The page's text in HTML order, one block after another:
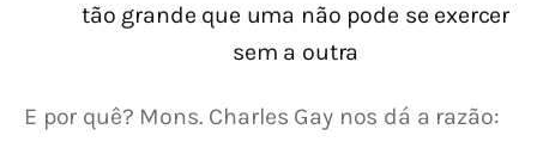
tão grande que uma não pode se exercer
sem a outra
E por quê? Mons. Charles Gay nos dá a razão: